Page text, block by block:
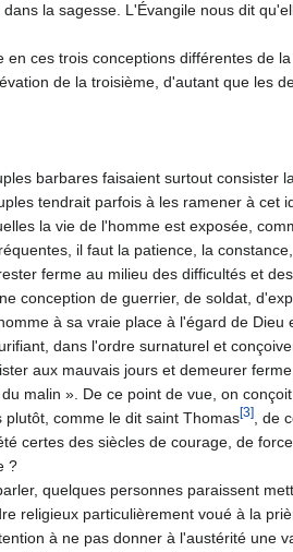
la sagesse. L'Évangile nous dit
ces trois conceptions différentes de
de la troisième, d'autant que les
barbares faisaient surtout consister
tendrait parfois à les ramener à
la vie de l'homme est exposée,
il faut la patience, la
ferme au milieu des difficultés et
conception de guerrier, de soldat,
à sa vraie place à l'égard de Dieu
dans l'ordre surnaturel et
aux mauvais jours et demeurer
malin ». De ce point de vue, on
comme le dit saint Thomas[3]
, de
certes des siècles de courage, de
?
quelques personnes paraissent
religieux particulièrement voué à la
à ne pas donner à l'austérité une